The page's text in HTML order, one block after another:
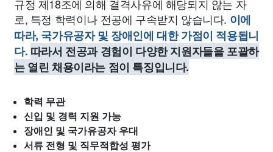
규정 제18조에 의해 결격사유에 해당되지 않는 자
로, 특정 학력이나 전공에 구속받지 않습니다. 이에
따라, 국가유공자 및 장애인에 대한 가점이 적용됩니
다. 따라서 전공과 경험이 다양한 지원자들을 포괄하
는 열린 채용이라는 점이 특징입니다.
학력 무관
신입 및 경력 지원 가능
장애인 및 국가유공자 우대
서류 전형 및 직무적합성 평가